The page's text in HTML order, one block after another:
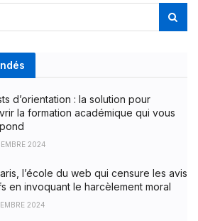
d’orientation : la solution pour
la formation académique qui vous
2024
l’école du web qui censure les avis
en invoquant le harcèlement moral
2024